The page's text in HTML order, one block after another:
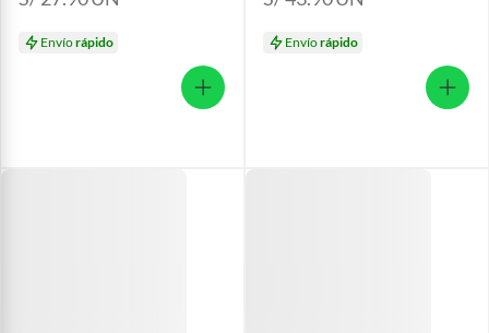
Envíorápido Envíorápido